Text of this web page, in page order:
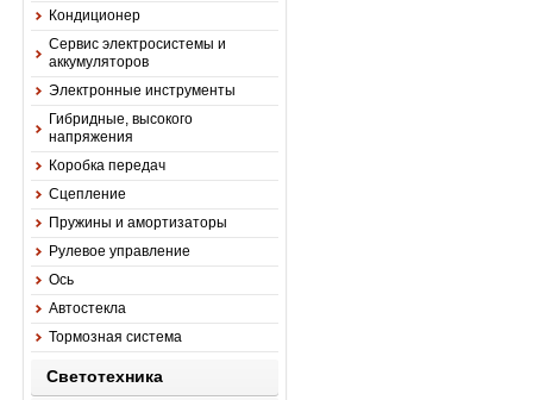
Кондиционер
Сервис электросистемы и
аккумуляторов
Электронные инструменты
Гибридные, высокого
напряжения
Коробка передач
Сцепление
Пружины и амортизаторы
Рулевое управление
Ось
Автостекла
Тормозная система
Светотехника